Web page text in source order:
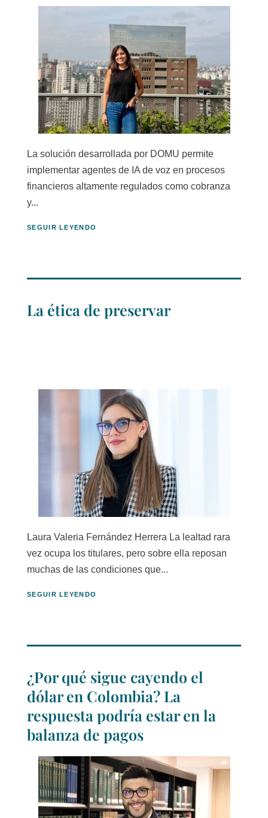
La solución desarrollada por DOMU permite
implementar agentes de IA de voz en procesos
financieros altamente regulados como cobranza
y...
SEGUIR LEYENDO
La ética de preservar
Laura Valeria Fernández Herrera La lealtad rara
vez ocupa los titulares, pero sobre ella reposan
muchas de las condiciones que...
SEGUIR LEYENDO
¿Por qué sigue cayendo el
dólar en Colombia? La
respuesta podría estar en la
balanza de pagos